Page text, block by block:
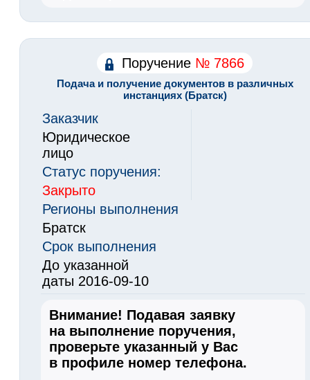
Поручение № 7866
Подача и получение документов в различных
инстанциях (Братск)
Заказчик
Юридическое
лицо
Статус поручения:
Закрыто
Регионы выполнения
Братск
Срок выполнения
До указанной
даты 2016-09-10
Внимание! Подавая заявку
на выполнение поручения,
проверьте указанный у Вас
в профиле номер телефона.